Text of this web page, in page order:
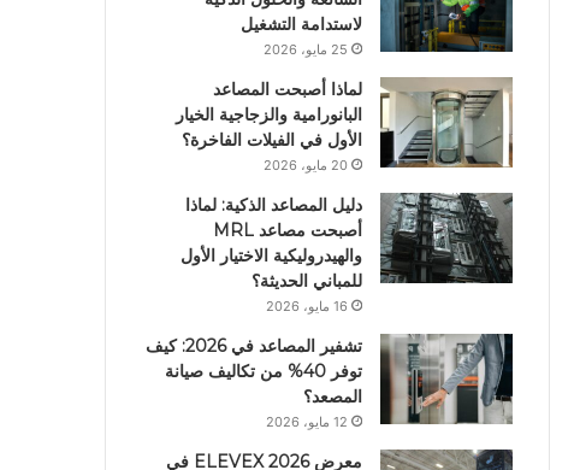
لاستدامة التشغيل
25 مايو، 2026
لماذا أصبحت المصاعد
البانورامية والزجاجية الخيار
الأول في الفيلات الفاخرة؟
20 مايو، 2026
دليل المصاعد الذكية: لماذا
أصبحت مصاعد MRL
والهيدروليكية الاختيار الأول
للمباني الحديثة؟
16 مايو، 2026
تشفير المصاعد في 2026: كيف
توفر 40% من تكاليف صيانة
المصعد؟
12 مايو، 2026
معرض ELEVEX 2026 في